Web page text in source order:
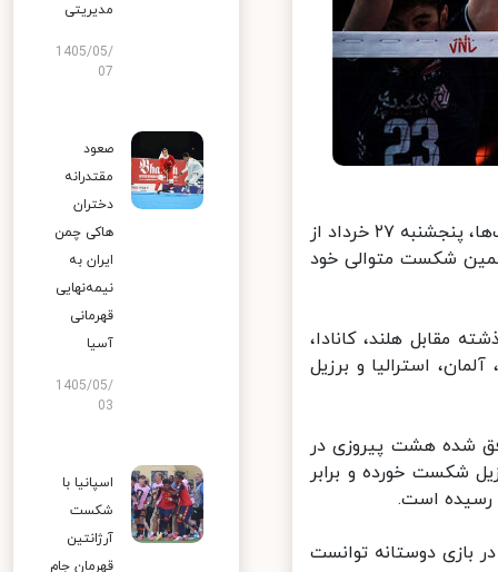
ایسنا: تیم ملی والیبال مردان ایران در دوازدهمین دور از رقابت‌های لیگ ملت‌ها، پنجشنبه ۲۷ خرداد از
مغلوب شد تا پنجمین شکست متوالی خود
اسلوونی صف آرایی کردند که در ۱۱ بازی گذشته مقابل هلند، کانادا،
استرالیا و برزیل
شده هشت پیروزی در
شکست خورده و برابر
رسیده است.
در بازی دوستانه توانست
مدیریتی
1405/05/
07
صعود
مقتدرانه
دختران
هاکی چمن
ایران به
نیمه‌نهایی
قهرمانی
آسیا
1405/05/
03
اسپانیا با
شکست
آرژانتین
قهرمان جام